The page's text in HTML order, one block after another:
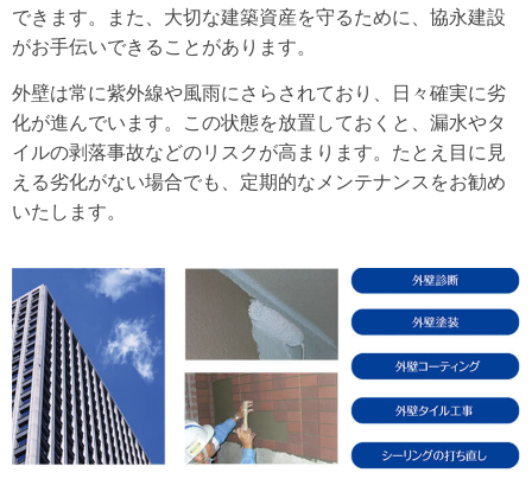
できます。また、大切な建築資産を守るために、協永建設
がお手伝いできることがあります。
外壁は常に紫外線や風雨にさらされており、日々確実に劣
化が進んでいます。この状態を放置しておくと、漏水やタ
イルの剥落事故などのリスクが高まります。たとえ目に見
える劣化がない場合でも、定期的なメンテナンスをお勧め
いたします。